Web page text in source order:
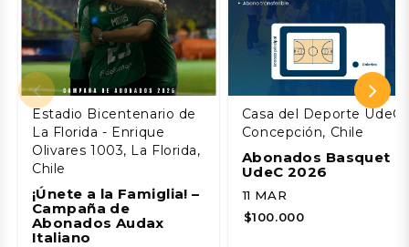
Estadio Bicentenario de
La Florida - Enrique
Olivares 1003, La Florida,
Chile
¡Únete a la Famiglia! –
Campaña de
Abonados Audax
Italiano
Casa del Deporte UdeC,
Concepción, Chile
Abonados Basquet
UdeC 2026
11 MAR
$100.000